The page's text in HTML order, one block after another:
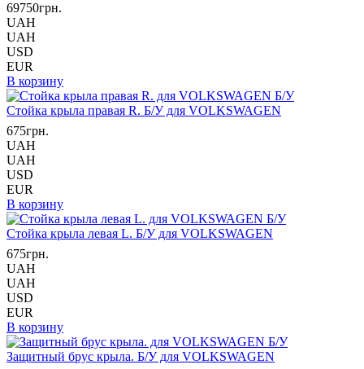
69750грн.
UAH
UAH
USD
EUR
В корзину
Стойка крыла правая R. Б/У для VOLKSWAGEN
675грн.
UAH
UAH
USD
EUR
В корзину
Стойка крыла левая L. Б/У для VOLKSWAGEN
675грн.
UAH
UAH
USD
EUR
В корзину
Защитный брус крыла. Б/У для VOLKSWAGEN